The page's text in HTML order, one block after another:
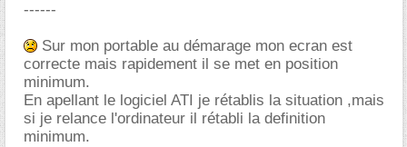
------
Sur mon portable au démarage mon ecran est
correcte mais rapidement il se met en position
minimum.
En apellant le logiciel ATI je rétablis la situation ,mais
si je relance l'ordinateur il rétabli la definition
minimum.